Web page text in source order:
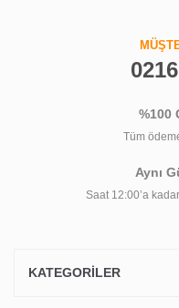
%100
Tüm
Aynı
Saat 12:00’a
KATEGORİLER